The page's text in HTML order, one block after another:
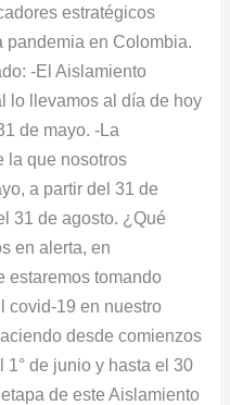
estratégicos
pandemia en Colombia.
-El Aislamiento
lo llevamos al día de hoy
de mayo. -La
la que nosotros
a partir del 31 de
31 de agosto. ¿Qué
en alerta, en
estaremos tomando
covid-19 en nuestro
desde comienzos
1° de junio y hasta el 30
de este Aislamiento